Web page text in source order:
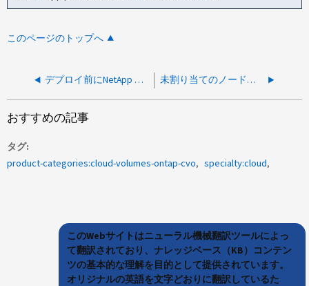
このページのトップへ
デプロイ前にNetApp Console エージェント構成を検証する方法 未割り当てのノードベースライセンスを表示する方法
おすすめの記事
タグ
product-categories:cloud-volumes-ontap-cvo
specialty:cloud
このWebサイトはニューラル機械翻訳ツールによっ
て翻訳されており、ナレッジベース（KB）コンテン
ツの基本的な理解を目的として提供されています。
オリジナルの英語を文字どおりに翻訳しているた